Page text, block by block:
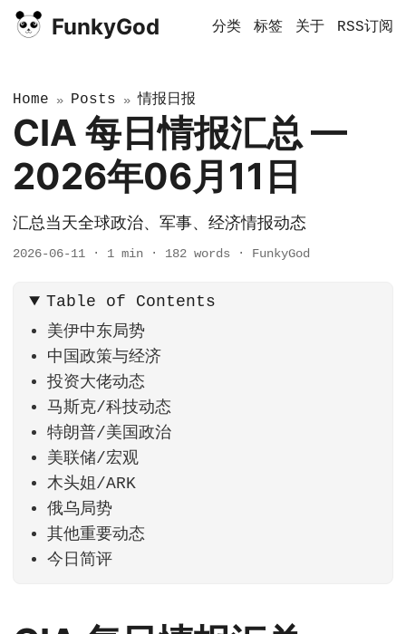
FunkyGod 分类 标签 关于 RSS订阅
Home » Posts »情报日报
CIA 每日情报汇总 —
2026年06月11日
汇总当天全球政治、军事、经济情报动态
2026-06-11 · 1 min · 182 words · FunkyGod
Table of Contents
美伊中东局势
中国政策与经济
投资大佬动态
马斯克/科技动态
特朗普/美国政治
美联储/宏观
木头姐/ARK
俄乌局势
其他重要动态
今日简评